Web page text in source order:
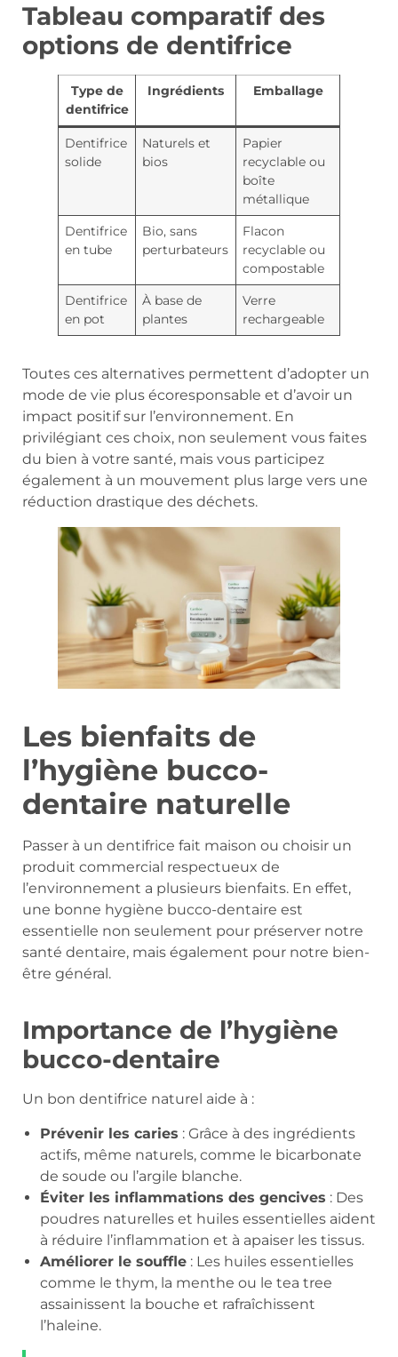
Tableau comparatif des
options de dentifrice
Type de
dentifrice
Ingrédients Emballage
Dentifrice
solide
Naturels et
bios
Papier
recyclable ou
boîte
métallique
Dentifrice
en tube
Bio, sans
perturbateurs
Flacon
recyclable ou
compostable
Dentifrice
en pot
À base de
plantes
Verre
rechargeable
Toutes ces alternatives permettent d’adopter un
mode de vie plus écoresponsable et d’avoir un
impact positif sur l’environnement. En
privilégiant ces choix, non seulement vous faites
du bien à votre santé, mais vous participez
également à un mouvement plus large vers une
réduction drastique des déchets.
Les bienfaits de
l’hygiène bucco-
dentaire naturelle
Passer à un dentifrice fait maison ou choisir un
produit commercial respectueux de
l’environnement a plusieurs bienfaits. En effet,
une bonne hygiène bucco-dentaire est
essentielle non seulement pour préserver notre
santé dentaire, mais également pour notre bien-
être général.
Importance de l’hygiène
bucco-dentaire
Un bon dentifrice naturel aide à :
Prévenir les caries : Grâce à des ingrédients
actifs, même naturels, comme le bicarbonate
de soude ou l’argile blanche.
Éviter les inflammations des gencives : Des
poudres naturelles et huiles essentielles aident
à réduire l’inflammation et à apaiser les tissus.
Améliorer le souffle : Les huiles essentielles
comme le thym, la menthe ou le tea tree
assainissent la bouche et rafraîchissent
l’haleine.